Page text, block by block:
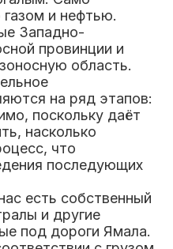
и нефтью.
Западно-
провинции и
область.
на ряд этапов:
поскольку даёт
насколько
что
последующих
есть собственный
и другие
под дороги Ямала.